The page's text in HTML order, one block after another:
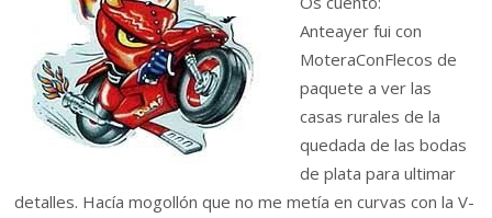
Anteayer fui con
MoteraConFlecos de
paquete a ver las
casas rurales de la
quedada de las bodas
de plata para ultimar
detalles. Hacía mogollón que no me metía en curvas con la V-